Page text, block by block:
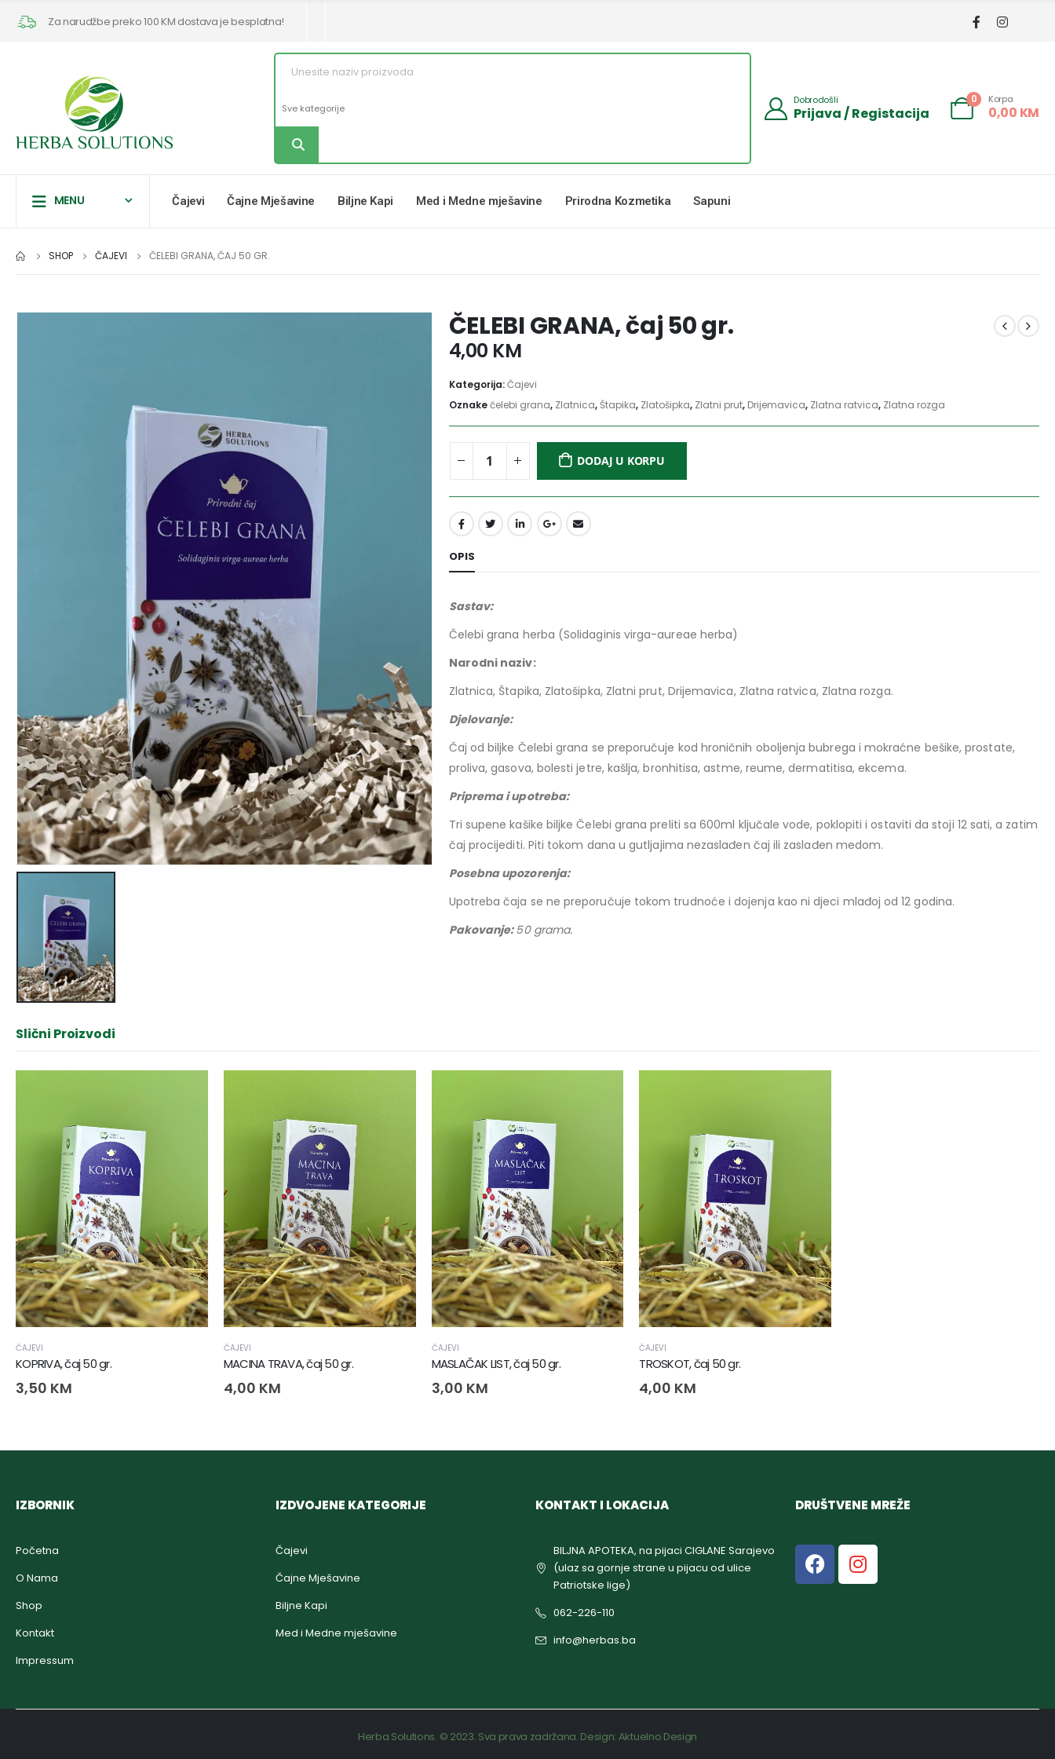
Za narudžbe preko 100 KM dostava je besplatna!
Dobrodošli
Prijava / Registacija
0 Korpa
0,00 KM
MENU Čajevi Čajne Mješavine Biljne Kapi Med i Medne mješavine Prirodna Kozmetika Sapuni
SHOP ČAJEVI ČELEBI GRANA, ČAJ 50 GR.
ČELEBI GRANA, čaj 50 gr.
4,00 KM
Kategorija:Čajevi
Oznakečelebi grana, Zlatnica,Štapika, Zlatošipka, Zlatni prut, Drijemavica, Zlatna ratvica, Zlatna rozga
DODAJ U KORPU
OPIS
Sastav:
Čelebi grana herba (Solidaginis virga-aureae herba)
Narodni naziv:
Zlatnica, Štapika, Zlatošipka, Zlatni prut, Drijemavica, Zlatna ratvica, Zlatna rozga.
Djelovanje:
Čaj od biljke Čelebi grana se preporučuje kod hroničnih oboljenja bubrega i mokraćne bešike, prostate,
proliva, gasova, bolesti jetre, kašlja, bronhitisa, astme, reume, dermatitisa, ekcema.
Priprema i upotreba:
Tri supene kašike biljke Čelebi grana preliti sa 600ml ključale vode, poklopiti i ostaviti da stoji 12 sati, a zatim
čaj procijediti. Piti tokom dana u gutljajima nezaslađen čaj ili zaslađen medom.
Posebna upozorenja:
Upotreba čaja se ne preporučuje tokom trudnoće i dojenja kao ni djeci mlađoj od 12 godina.
Pakovanje:50 grama.
Slični Proizvodi
ČAJEVI
KOPRIVA, čaj 50 gr.
3,50 KM
ČAJEVI
MACINA TRAVA, čaj 50 gr.
4,00 KM
ČAJEVI
MASLAČAK LIST, čaj 50 gr.
3,00 KM
ČAJEVI
TROSKOT, čaj 50 gr.
4,00 KM
IZBORNIK
Početna
O Nama
Shop
Kontakt
Impressum
IZDVOJENE KATEGORIJE
Čajevi
Čajne Mješavine
Biljne Kapi
Med i Medne mješavine
KONTAKT I LOKACIJA
BILJNA APOTEKA, na pijaci CIGLANE Sarajevo
(ulaz sa gornje strane u pijacu od ulice
Patriotske lige)
062-226-110
info@herbas.ba
DRUŠTVENE MREŽE
Herba Solutions. © 2023. Sva prava zadržana. Design: Aktuelno Design